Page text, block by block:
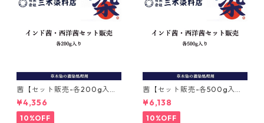
茜【セット販売-各200g入
り】｜インド茜と西洋茜
¥4,356
10%OFF
茜【セット販売-各500g入
り】｜インド茜と西洋茜
¥6,138
10%OFF